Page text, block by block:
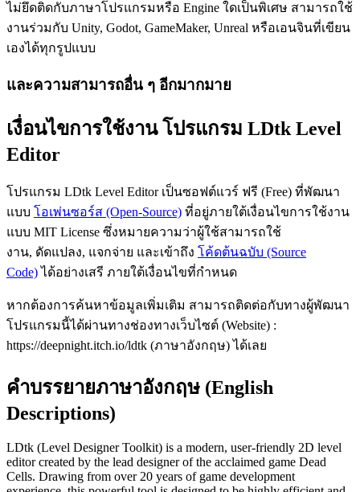
ไม่ยึดติดกับภาษาโปรแกรมหรือ Engine ใดเป็นพิเศษ สามารถใช้
งานร่วมกับ Unity, Godot, GameMaker, Unreal หรือเอนจินที่เขียน
เองได้ทุกรูปแบบ
และความสามารถอื่น ๆ อีกมากมาย
เงื่อนไขการใช้งาน โปรแกรม LDtk Level
Editor
โปรแกรม LDtk Level Editor เป็นซอฟต์แวร์ ฟรี (Free) ที่พัฒนา
แบบ โอเพ่นซอร์ส (Open-Source) ที่อยู่ภายใต้เงื่อนไขการใช้งาน
แบบ MIT License ซึ่งหมายความว่าผู้ใช้สามารถใช้
งาน, ดัดแปลง, แจกจ่าย และเข้าถึง โค้ดต้นฉบับ (Source
Code)ได้อย่างเสรี ภายใต้เงื่อนไขที่กำหนด
หากต้องการค้นหาข้อมูลเพิ่มเติม สามารถติดต่อกับทางผู้พัฒนา
โปรแกรมนี้ได้ผ่านทางช่องทางเว็บไซต์ (Website) :
https://deepnight.itch.io/ldtk (ภาษาอังกฤษ) ได้เลย
คำบรรยายภาษาอังกฤษ (English
Descriptions)
LDtk (Level Designer Toolkit) is a modern, user-friendly 2D level
editor created by the lead designer of the acclaimed game Dead
Cells. Drawing from over 20 years of game development